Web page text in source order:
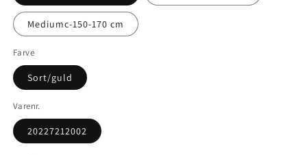
Mediumc-150-170 cm
Farve
Sort/guld
Varenr.
20227212002